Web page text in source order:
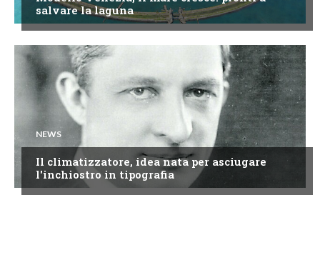
salvare la laguna
NEWS
Il climatizzatore, idea nata per asciugare
l'inchiostro in tipografia